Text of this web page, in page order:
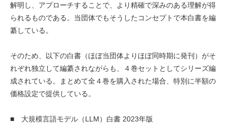
解明し、アプローチすることで、より精確で深みのある理解が得
られるものである。当団体でもそうしたコンセプトで本白書を編
纂している。
そのため、以下の白書（ほぼ当団体よりほぼ同時期に発刊）がそ
れぞれ独立して編纂されながらも、４巻セットとしてシリーズ編
成されている。まとめて全４巻を購入された場合、特別に半額の
価格設定で提供している。
■ 大規模言語モデル（LLM）白書 2023年版